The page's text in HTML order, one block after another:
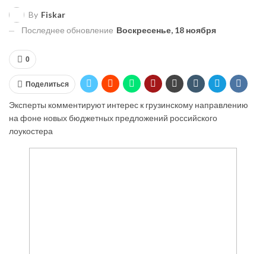
By Fiskar
Последнее обновление Воскресенье, 18 ноября
0
Поделиться
Эксперты комментируют интерес к грузинскому направлению
на фоне новых бюджетных предложений российского
лоукостера